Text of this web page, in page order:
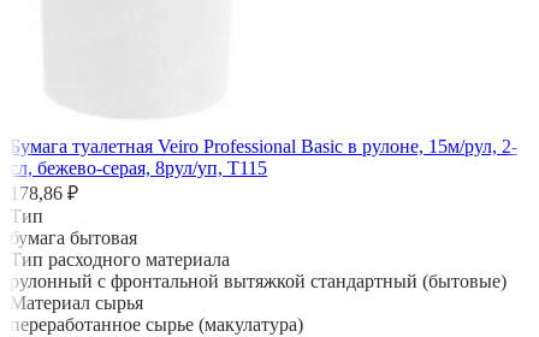
Бумага туалетная Veiro Professional Basic в рулоне, 15м/рул, 2-
сл, бежево-серая, 8рул/уп, Т115
178,86 ₽
Тип
бумага бытовая
Тип расходного материала
рулонный с фронтальной вытяжкой стандартный (бытовые)
Материал сырья
переработанное сырье (макулатура)